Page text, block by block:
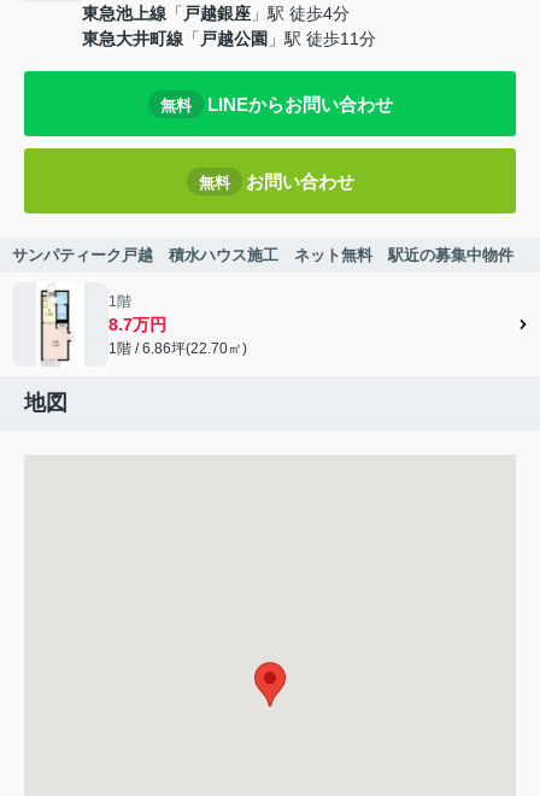
東急池上線 「 戸越銀座 」駅 徒歩4分
東急大井町線 「 戸越公園 」駅 徒歩11分
無料 LINEからお問い合わせ
無料 お問い合わせ
サンパティーク戸越 積水ハウス施工 ネット無料 駅近の募集中物件
1階
8.7万円
1階 / 6.86坪(22.70㎡)
地図